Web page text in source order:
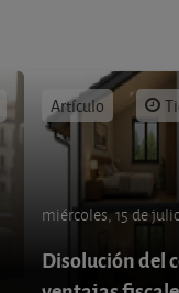
Artículo
miércoles, 15 de
Disolución del